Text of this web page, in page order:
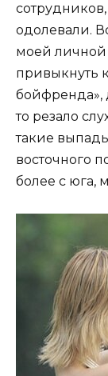
одолевали.
моей личной
привыкнуть
бойфренда»,
то резало
такие
восточного
более с юга,